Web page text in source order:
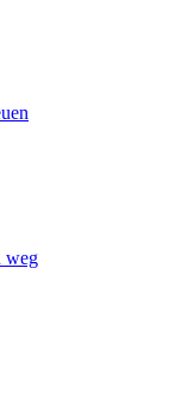
weg